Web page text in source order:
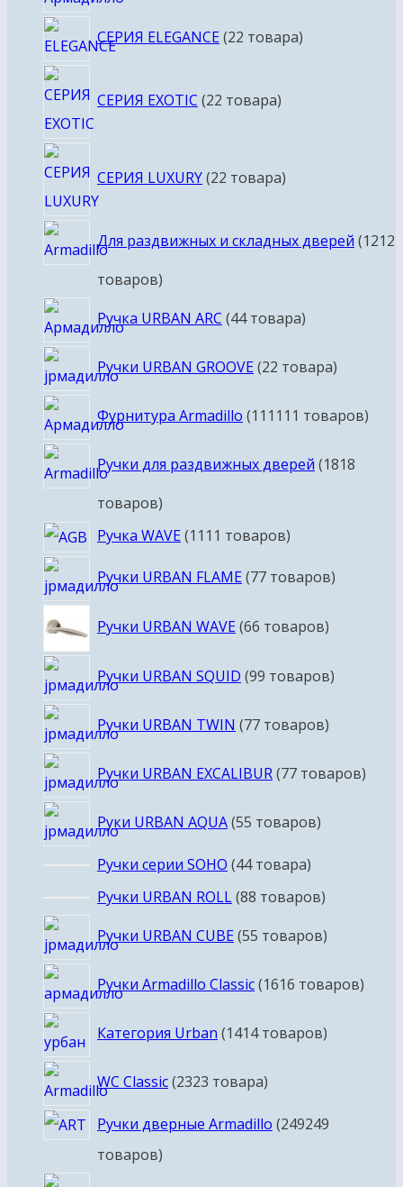
СЕРИЯ ELEGANCE 22 товара
СЕРИЯ EXOTIC 22 товара
СЕРИЯ LUXURY 22 товара
Для раздвижных и складных дверей 1212
товаров
Ручка URBAN ARC 44 товара
Ручки URBAN GROOVE 22 товара
Фурнитура Armadillo 111 111 товаров
Ручки для раздвижных дверей 1818
товаров
Ручка WAVE 11 11 товаров
Ручки URBAN FLAME 77 товаров
Ручки URBAN WAVE 66 товаров
Ручки URBAN SQUID 99 товаров
Ручки URBAN TWIN 77 товаров
Ручки URBAN EXCALIBUR 77 товаров
Руки URBAN AQUA 55 товаров
Ручки серии SOHO 44 товара
Ручки URBAN ROLL 88 товаров
Ручки URBAN CUBE 55 товаров
Ручки Armadillo Classic 1616 товаров
Категория Urban 1414 товаров
WC Classic 2323 товара
Ручки дверные Armadillo 249249
товаров